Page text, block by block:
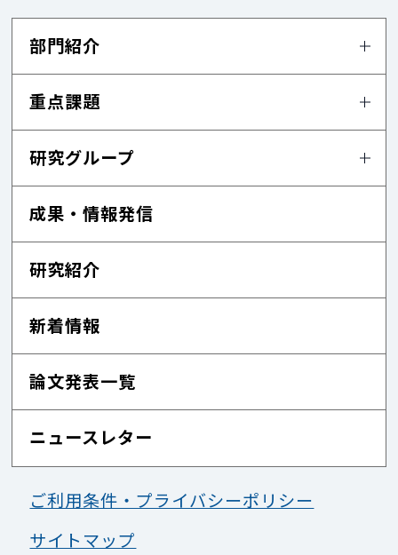
部門紹介
重点課題
研究グループ
成果・情報発信
研究紹介
新着情報
論文発表一覧
ニュースレター
ご利用条件・プライバシーポリシー
サイトマップ